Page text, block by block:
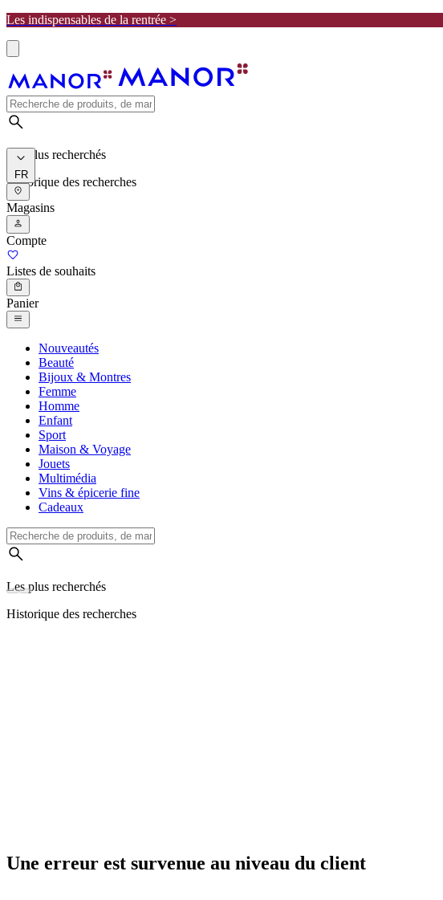
Les indispensables de la rentrée >
Les plus recherchés
Historique des recherches
FR
Magasins
Compte
Listes de souhaits
Panier
Nouveautés
Beauté
Bijoux & Montres
Femme
Homme
Enfant
Sport
Maison & Voyage
Jouets
Multimédia
Vins & épicerie fine
Cadeaux
Les plus recherchés
Historique des recherches
Une erreur est survenue au niveau du client